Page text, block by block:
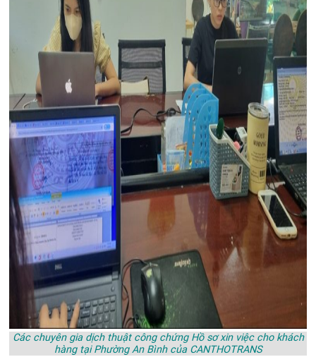
Các chuyên gia dịch thuật công chứng Hồ sơ xin việc cho khách
hàng tại Phường An Bình của CANTHOTRANS